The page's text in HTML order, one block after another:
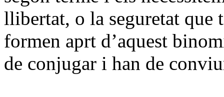
llibertat, o la seguretat que
formen aprt d’aquest
de conjugar i han de